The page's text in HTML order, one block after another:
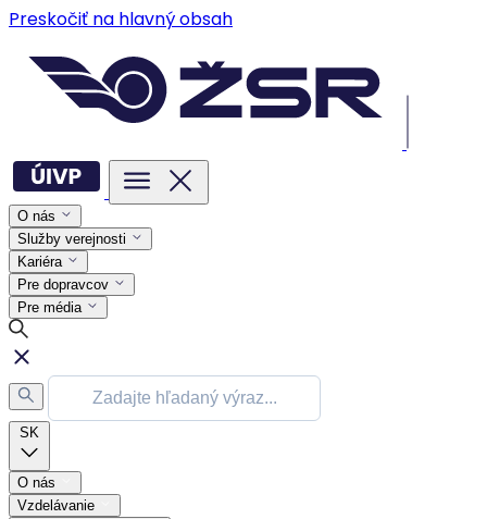
Preskočiť na hlavný obsah
O nás
Služby verejnosti
Kariéra
Pre dopravcov
Pre média
SK
O nás
Vzdelávanie